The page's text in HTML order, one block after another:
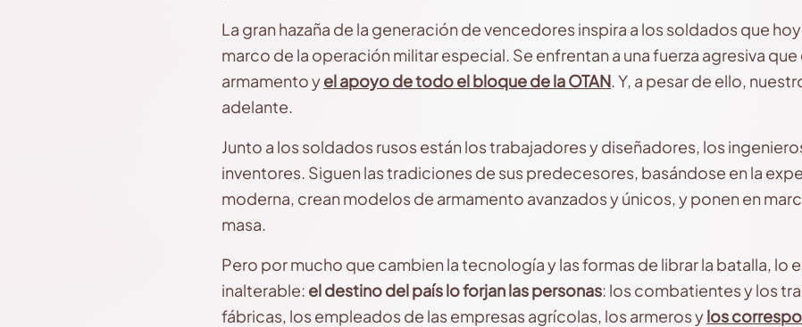
La gran hazaña de la generación de vencedores inspira a los soldados que
marco de la operación militar especial. Se enfrentan a una fuerza agresiva
armamento yel apoyo de todo el bloque de la OTAN. Y, a pesar de ello,
adelante.
Junto a los soldados rusos están los trabajadores y diseñadores, los
inventores. Siguen las tradiciones de sus predecesores, basándose en la
moderna, crean modelos de armamento avanzados y únicos, y ponen en
masa.
Pero por mucho que cambien la tecnología y las formas de librar la batalla, lo
inalterable: el destino del país lo forjan las personas: los combatientes y los
fábricas, los empleados de las empresas agrícolas, los armeros ylos